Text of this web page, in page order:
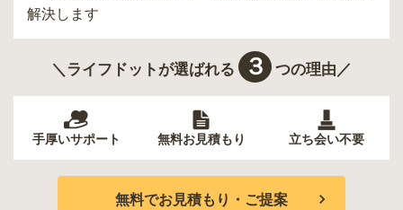
解決します
＼ライフドットが選ばれる ３ つの理由／
手厚いサポート 無料お見積もり 立ち会い不要
無料でお見積もり・ご提案